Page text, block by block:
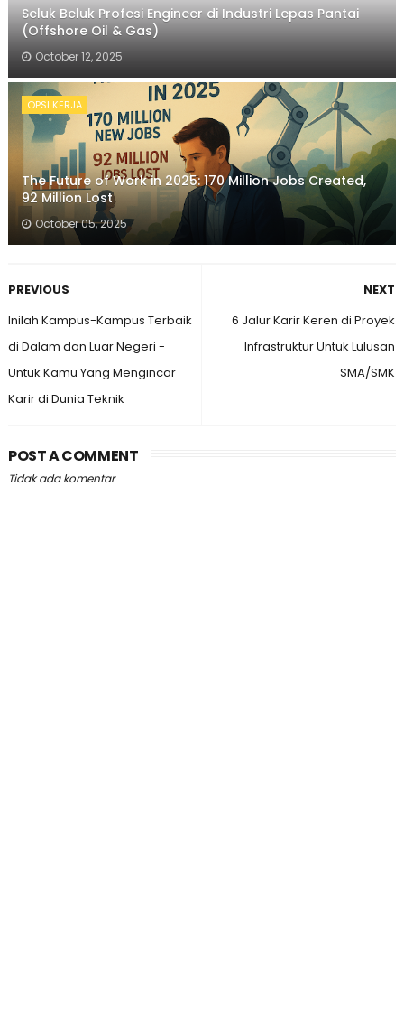
Seluk Beluk Profesi Engineer di Industri Lepas Pantai
(Offshore Oil & Gas)
October 12, 2025
OPSI KERJA
The Future of Work in 2025: 170 Million Jobs Created,
92 Million Lost
October 05, 2025
NEXT
6 Jalur Karir Keren di Proyek
Infrastruktur Untuk Lulusan
SMA/SMK
PREVIOUS
Inilah Kampus-Kampus Terbaik
di Dalam dan Luar Negeri -
Untuk Kamu Yang Mengincar
Karir di Dunia Teknik
POST A COMMENT
Tidak ada komentar